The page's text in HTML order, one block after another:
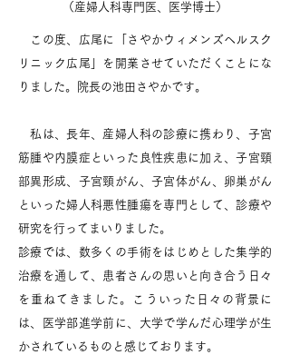
（産婦人科専門医、医学博士）
この度、広尾に「さやかウィメンズヘルスク
リニック広尾」を開業させていただくことにな
りました。院長の池田さやかです。
私は、長年、産婦人科の診療に携わり、子宮
筋腫や内膜症といった良性疾患に加え、子宮頸
部異形成、子宮頸がん、子宮体がん、卵巣がん
といった婦人科悪性腫瘍を専門として、診療や
研究を行ってまいりました。
診療では、数多くの手術をはじめとした集学的
治療を通して、患者さんの思いと向き合う日々
を重ねてきました。こういった日々の背景に
は、医学部進学前に、大学で学んだ心理学が生
かされているものと感じております。